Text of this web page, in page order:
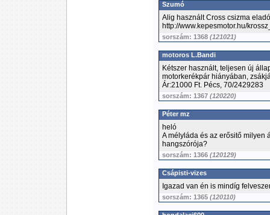
Szumó
Alig használt Cross csizma
http://www.kepesmotor.hu/
sorszám: 1368 (121021)
motoros L.Bandi
Kétszer használt, teljesen új
motorkerékpár hiányában,
Ár:21000 Ft. Pécs, 70/2429283
sorszám: 1367 (120220)
Péter mz
heló
A mélyláda és az erősitő milyen
hangszórója?
sorszám: 1366 (120129)
Csápisti-vizes
Igazad van én is mindíg
sorszám: 1365 (120110)